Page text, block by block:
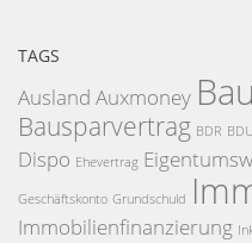
TAGS
Ausland Auxmoney
Bausparvertrag BDR
Dispo Ehevertrag
Geschäftskonto Grundschuld
Immobilienfinanzierung